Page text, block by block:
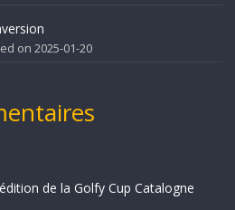
on 2025-01-20
de la Golfy Cup Catalogne